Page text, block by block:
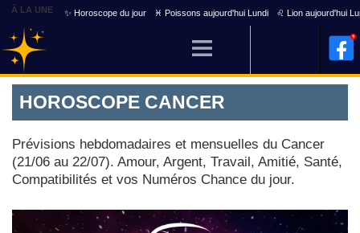
À LA UNE ✨ Horoscope du jour ♓ Poissons aujourd'hui Lundi ♌ Lion aujourd'hui
HOROSCOPE CANCER
Prévisions hebdomadaires et mensuelles du Cancer
(21/06 au 22/07). Amour, Argent, Travail, Amitié, Santé,
Compatibilités et vos Numéros Chance du jour.